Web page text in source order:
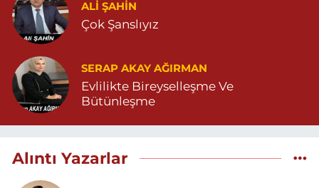
ALI ŞAHİN
Çok Şanslıyız
SERAP AKAY AĞIRMAN
Evlilikte Bireyselleşme Ve
Bütünleşme
Alıntı Yazarlar